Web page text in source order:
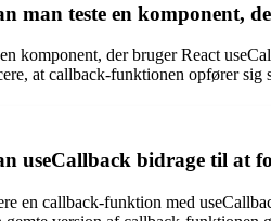
man teste en komponent,
komponent, der bruger React
at callback-funktionen opfører sig
useCallback bidrage til at
en callback-funktion med